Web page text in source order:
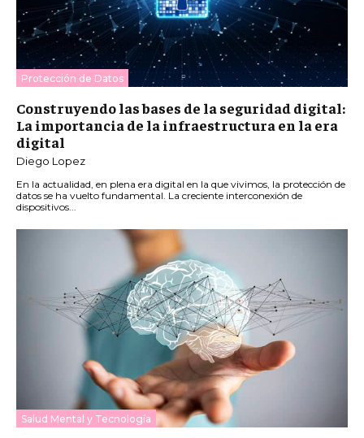
Protección de Datos
Construyendo las bases de la seguridad digital:
La importancia de la infraestructura en la era
digital
Diego Lopez
En la actualidad, en plena era digital en la que vivimos, la protección de
datos se ha vuelto fundamental. La creciente interconexión de
dispositivos...
Salud Mental y Tecnología